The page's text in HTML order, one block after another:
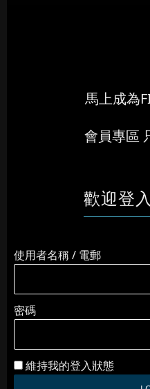
馬上成為
會員專區
歡迎登
使用者名稱 / 電郵
密碼
維持我的登入狀態